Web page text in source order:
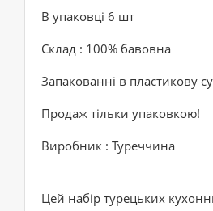
В упаковці 6 шт
Склад : 100% бавовна
Запакованні в пластикову
Продаж тільки упаковкою!
Виробник : Туреччина
Цей набір турецьких